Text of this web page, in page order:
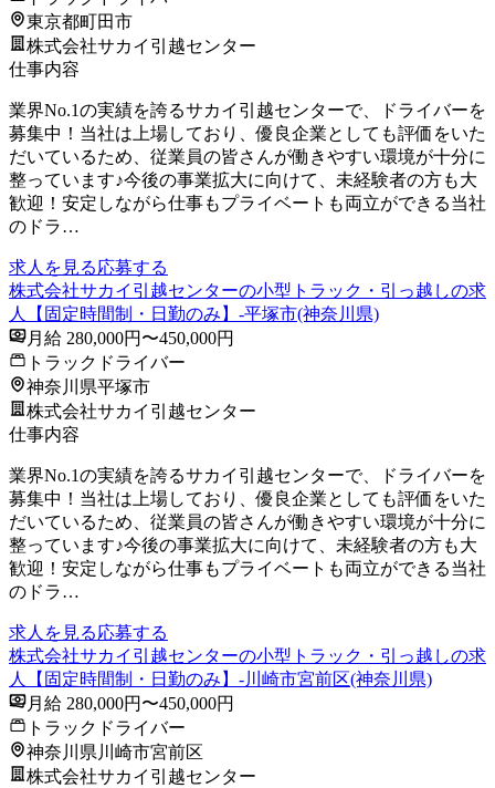
東京都町田市
株式会社サカイ引越センター
仕事内容
業界No.1の実績を誇るサカイ引越センターで、ドライバーを
募集中！当社は上場しており、優良企業としても評価をいた
だいているため、従業員の皆さんが働きやすい環境が十分に
整っています♪今後の事業拡大に向けて、未経験者の方も大
歓迎！安定しながら仕事もプライベートも両立ができる当社
のドラ…
求人を見る応募する
株式会社サカイ引越センターの小型トラック・引っ越しの求
人【固定時間制・日勤のみ】-平塚市(神奈川県)
月給 280,000円〜450,000円
トラックドライバー
神奈川県平塚市
株式会社サカイ引越センター
仕事内容
業界No.1の実績を誇るサカイ引越センターで、ドライバーを
募集中！当社は上場しており、優良企業としても評価をいた
だいているため、従業員の皆さんが働きやすい環境が十分に
整っています♪今後の事業拡大に向けて、未経験者の方も大
歓迎！安定しながら仕事もプライベートも両立ができる当社
のドラ…
求人を見る応募する
株式会社サカイ引越センターの小型トラック・引っ越しの求
人【固定時間制・日勤のみ】-川崎市宮前区(神奈川県)
月給 280,000円〜450,000円
トラックドライバー
神奈川県川崎市宮前区
株式会社サカイ引越センター